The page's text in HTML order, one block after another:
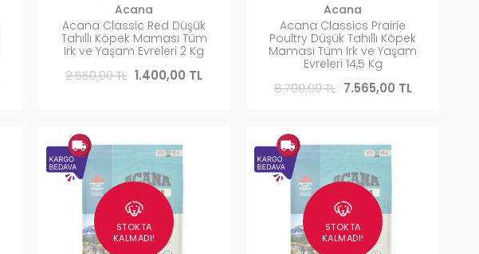
Acana
Acana Classic Red Düşük
Tahıllı Köpek Maması Tüm
Irk ve Yaşam Evreleri 2 Kg
2.550,00 TL 1.400,00 TL
Acana
Acana Classics Prairie
Poultry Düşük Tahıllı Köpek
Maması Tüm Irk ve Yaşam
Evreleri 14,5 Kg
8.700,00 TL 7.565,00 TL
STOKTA
KALMADI!
STOKTA
KALMADI!